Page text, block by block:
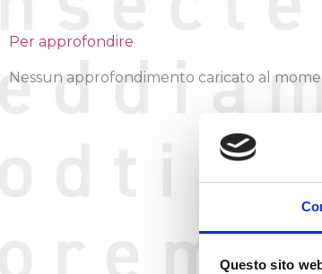
Questo sito
Per approfondire
Nessun approfondimento caricato al